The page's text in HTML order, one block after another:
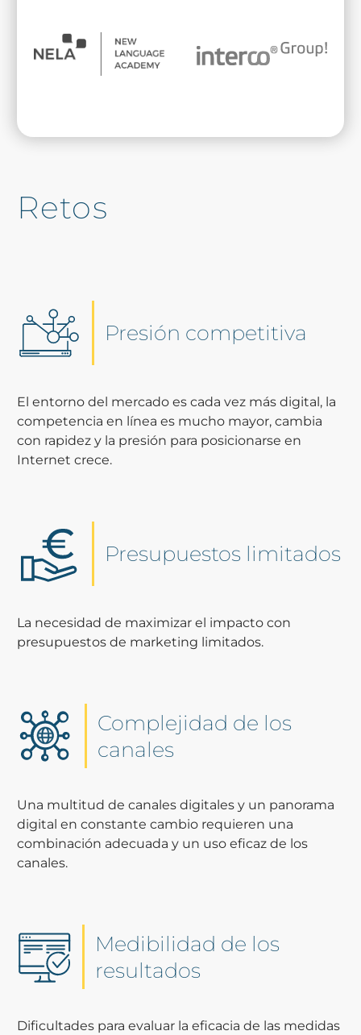
Retos
Presión competitiva
El entorno del mercado es cada vez más digital, la
competencia en línea es mucho mayor, cambia
con rapidez y la presión para posicionarse en
Internet crece.
Presupuestos limitados
La necesidad de maximizar el impacto con
presupuestos de marketing limitados.
Complejidad de los
canales
Una multitud de canales digitales y un panorama
digital en constante cambio requieren una
combinación adecuada y un uso eficaz de los
canales.
Medibilidad de los
resultados
Dificultades para evaluar la eficacia de las medidas